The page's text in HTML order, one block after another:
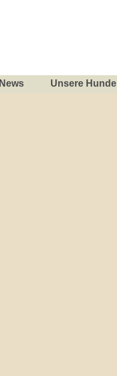
News Unsere Hunde